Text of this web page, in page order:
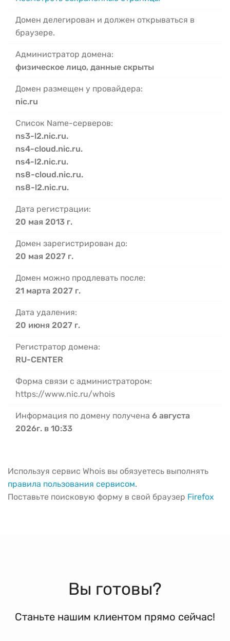
Домен делегирован и должен открываться в
браузере.
Администратор домена:
физическое лицо, данные скрыты
Домен размещен у провайдера:
nic.ru
Список Name-серверов:
ns3-l2.nic.ru.
ns4-cloud.nic.ru.
ns4-l2.nic.ru.
ns8-cloud.nic.ru.
ns8-l2.nic.ru.
Дата регистрации:
20 мая 2013 г.
Домен зарегистрирован до:
20 мая 2027 г.
Домен можно продлевать после:
21 марта 2027 г.
Дата удаления:
20 июня 2027 г.
Регистратор домена:
RU-CENTER
Форма связи с администратором:
https://www.nic.ru/whois
Информация по домену получена 6 августа
2026г. в 10:33
Используя сервис Whois вы обязуетесь выполнять
правила пользования сервисом.
Поставьте поисковую форму в свой браузер Firefox
Вы готовы?
Станьте нашим клиентом прямо сейчас!